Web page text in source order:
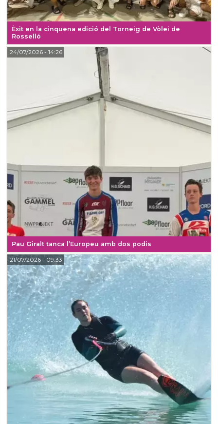
Èxit en la cinquena edició del Torneig de Vòlei de
Rosselló
Pau Giralt tanca l’Europeu amb dos podis
24/07/2026- 14:26
21/07/2026- 09:33